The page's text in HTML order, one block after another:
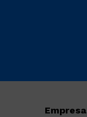
Empresa